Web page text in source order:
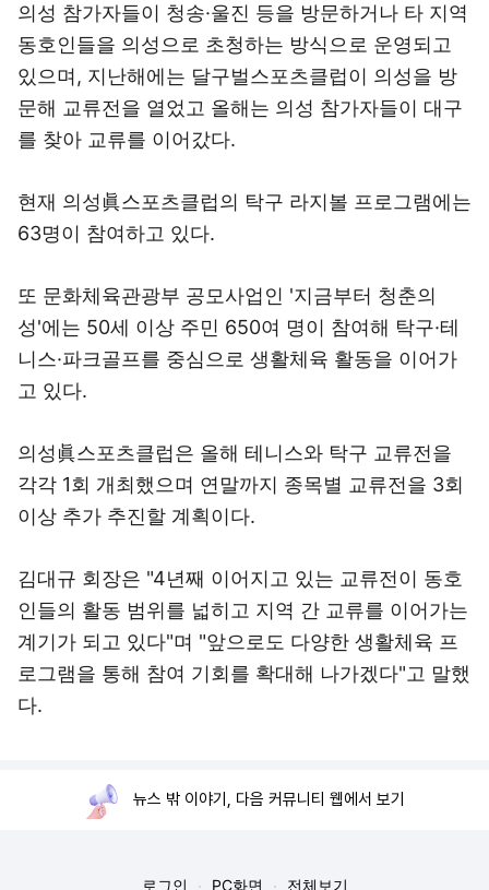
의성 참가자들이 청송·울진 등을 방문하거나 타 지역
동호인들을 의성으로 초청하는 방식으로 운영되고
있으며, 지난해에는 달구벌스포츠클럽이 의성을 방
문해 교류전을 열었고 올해는 의성 참가자들이 대구
를 찾아 교류를 이어갔다.
현재 의성眞스포츠클럽의 탁구 라지볼 프로그램에는
63명이 참여하고 있다.
또 문화체육관광부 공모사업인 '지금부터 청춘의
성'에는 50세 이상 주민 650여 명이 참여해 탁구·테
니스·파크골프를 중심으로 생활체육 활동을 이어가
고 있다.
의성眞스포츠클럽은 올해 테니스와 탁구 교류전을
각각 1회 개최했으며 연말까지 종목별 교류전을 3회
이상 추가 추진할 계획이다.
김대규 회장은 "4년째 이어지고 있는 교류전이 동호
인들의 활동 범위를 넓히고 지역 간 교류를 이어가는
계기가 되고 있다"며 "앞으로도 다양한 생활체육 프
로그램을 통해 참여 기회를 확대해 나가겠다"고 말했
다.
뉴스 밖 이야기, 다음 커뮤니티 웹에서 보기
로그인 PC화면 전체보기